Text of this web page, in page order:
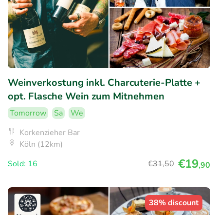
Weinverkostung inkl. Charcuterie-Platte +
opt. Flasche Wein zum Mitnehmen
Tomorrow Sa
We
Korkenzieher Bar
Köln (12km)
Sold: 16
€31,50 €19,90
38% discount